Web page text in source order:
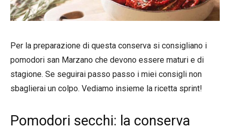
Per la preparazione di questa conserva si consigliano i
pomodori san Marzano che devono essere maturi e di
stagione. Se seguirai passo passo i miei consigli non
sbaglierai un colpo. Vediamo insieme la ricetta sprint!
Pomodori secchi: la conserva